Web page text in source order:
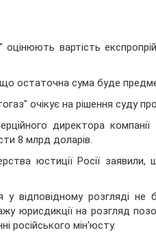
оцінюють вартість
остаточна сума буде
очікує на рішення суду
директора
8 млрд доларів.
юстиції Росії
у відповідному розгляді
юрисдикції на розгляд
російського мін'юсту.